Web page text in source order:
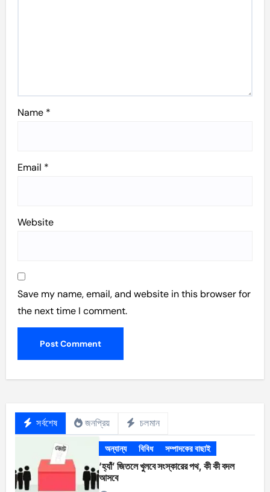
Name *
Email *
Website
Save my name, email, and website in this browser for
the next time I comment.
সর্বশেষ জনপ্রিয় চলমান
অন্যান্য বিবিধ সম্পাদকের বাছাই
‘হ্যাঁ’ জিতলে খুলবে সংস্কারের পথ, কী কী বদল
আসবে